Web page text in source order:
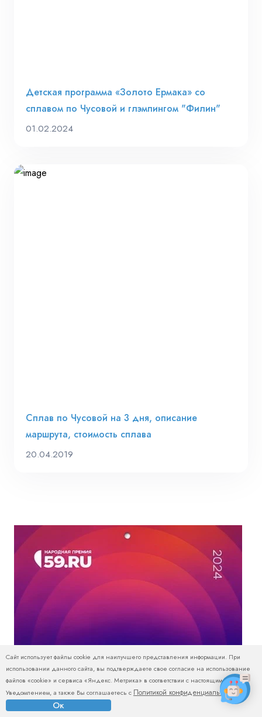
Детская программа «Золото Ермака» со
сплавом по Чусовой и глэмпингом "Филин"
01.02.2024
Сплав по Чусовой на 3 дня, описание
маршрута, стоимость сплава
20.04.2019
Сайт использует файлы cookie для наилучшего представления информации. При
использовании данного сайта, вы подтверждаете свое согласие на использование
файлов «cookie» и сервиса «Яндекс. Метрика» в соответствии с настоящим
Уведомлением, а также Вы соглашаетесь с Политикой конфиденциальности.
Ок